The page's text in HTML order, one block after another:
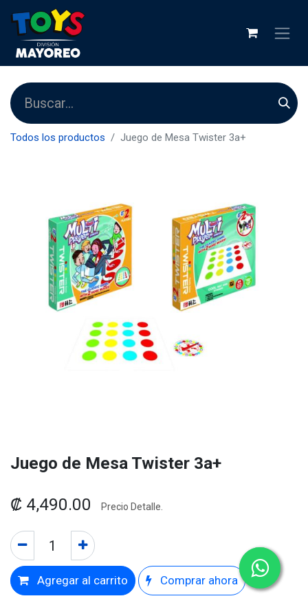
Todos los productos Juego de Mesa Twister 3a+
Juego de Mesa Twister 3a+
₡ 4,490.00 Precio Detalle.
Agregar al carrito Comprar ahora